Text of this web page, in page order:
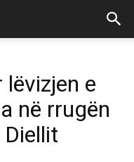
lëvizjen e
në rrugën